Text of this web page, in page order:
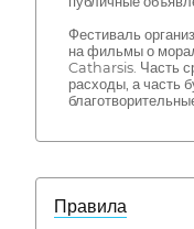
Фестиваль
на фильмы о
Catharsis. Часть
расходы, а часть
Правила